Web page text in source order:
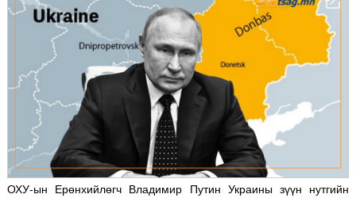
ОХУ-ын Ерөнхийлөгч Владимир Путин Украины зүүн нутгийн